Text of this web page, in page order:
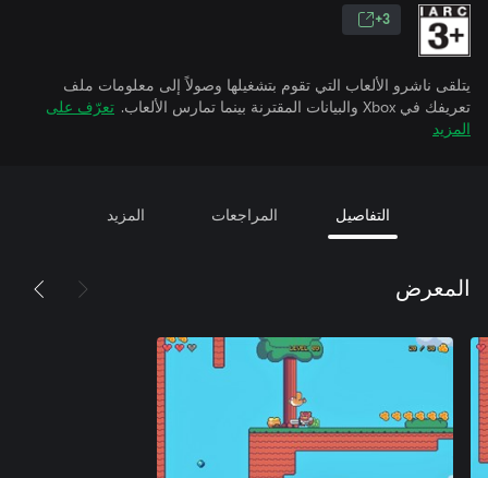
3+
يتلقى ناشرو الألعاب التي تقوم بتشغيلها وصولاً إلى معلومات ملف
تعريفك في Xbox والبيانات المقترنة بينما تمارس الألعاب.
تعرّف على
المزيد
التفاصيل المراجعات المزيد
المعرض